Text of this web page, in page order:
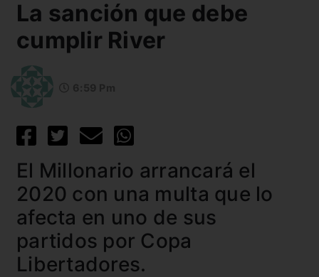
La sanción que debe
cumplir River
El Millonario arrancará el
2020 con una multa que lo
afecta en uno de sus
partidos por Copa
Libertadores.